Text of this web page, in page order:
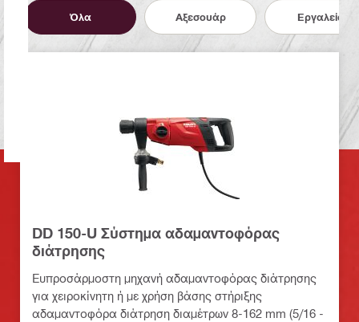
Όλα Αξεσουάρ Εργαλεία
DD 150-U Σύστημα αδαμαντοφόρας
διάτρησης
Ευπροσάρμοστη μηχανή αδαμαντοφόρας διάτρησης
για χειροκίνητη ή με χρήση βάσης στήριξης
αδαμαντοφόρα διάτρηση διαμέτρων 8-162 mm (5/16 -